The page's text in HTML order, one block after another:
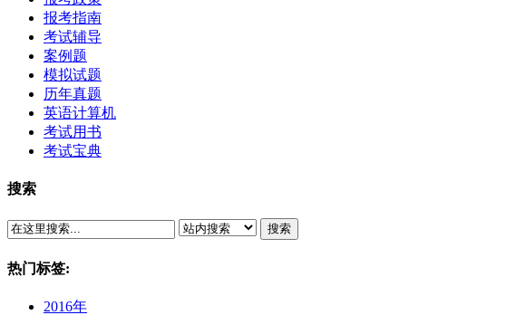
报考指南
考试辅导
案例题
模拟试题
历年真题
英语计算机
考试用书
考试宝典
搜索
搜索
热门标签:
2016年